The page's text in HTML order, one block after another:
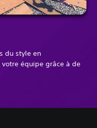
du style en
équipe grâce à de